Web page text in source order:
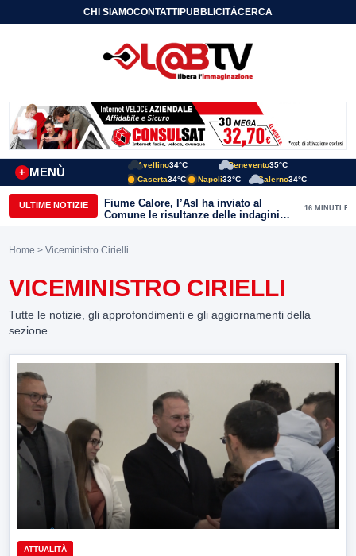
CHI SIAMOCONTATTIPUBBLICITÀCERCA
MENÙ
+
Avellino34°C Benevento35°C
Caserta34°C Napoli33°C Salerno34°C
ULTIME NOTIZIE
Fiume Calore, l’Asl ha inviato al
Comune le risultanze delle indagini
effettuate
16 MINUTI FA
Home > Viceministro Cirielli
VICEMINISTRO CIRIELLI
Tutte le notizie, gli approfondimenti e gli aggiornamenti della
sezione.
ATTUALITÀ